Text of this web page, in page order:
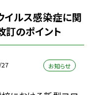
イルス感染症に関
訂のポイント
お知らせ